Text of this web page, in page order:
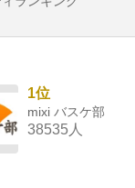
1位
mixi バスケ部
38535人